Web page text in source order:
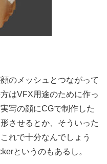
のメッシュとつながって
はVFX用途のために作っ
写の顔にCGで制作した
させるとか、そういった
れで十分なんでしょう
というのもあるし。